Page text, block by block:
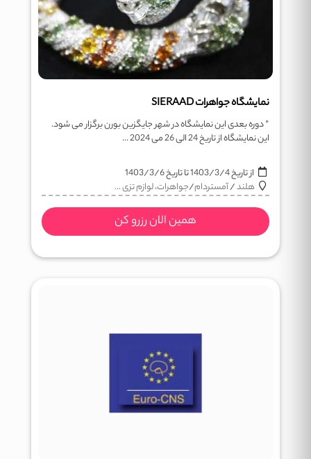
نمایشگاه جواهرات SIERAAD
* دوره بعدی این نمایشگاه در شهر جایگزین بورن برگزار می شود.
این نمایشگاه از تاریخ 24 الی 26 می 2024 ...
از تاریخ1403/3/4تا تاریخ1403/3/6
هلند/آمستردام/جواهرات، لوازم تزی ...
همین الان رزرو کن